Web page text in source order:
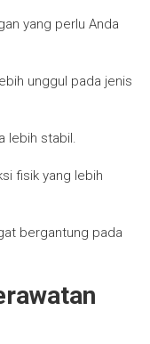
yang perlu Anda
unggul pada jenis
lebih stabil.
fisik yang lebih
bergantung pada